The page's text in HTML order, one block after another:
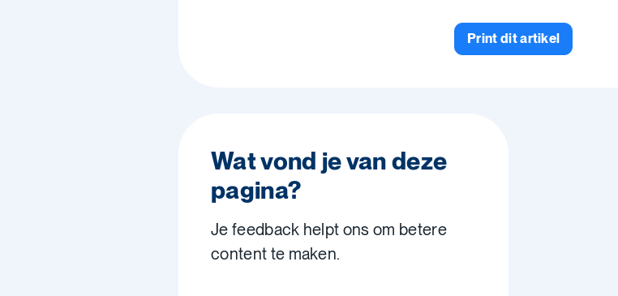
Print dit artikel
Wat vond je van deze
pagina?
Je feedback helpt ons om betere
content te maken.